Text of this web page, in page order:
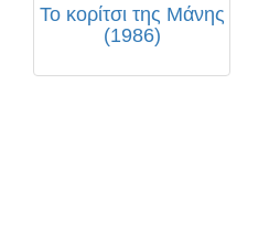
Το κορίτσι της Μάνης
(1986)